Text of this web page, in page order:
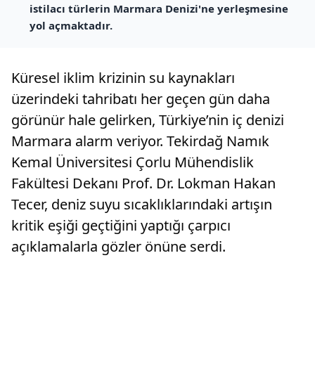
istilacı türlerin Marmara Denizi'ne yerleşmesine
yol açmaktadır.
Küresel iklim krizinin su kaynakları
üzerindeki tahribatı her geçen gün daha
görünür hale gelirken, Türkiye’nin iç denizi
Marmara alarm veriyor. Tekirdağ Namık
Kemal Üniversitesi Çorlu Mühendislik
Fakültesi Dekanı Prof. Dr. Lokman Hakan
Tecer, deniz suyu sıcaklıklarındaki artışın
kritik eşiği geçtiğini yaptığı çarpıcı
açıklamalarla gözler önüne serdi.